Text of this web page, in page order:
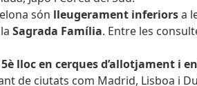
són lleugerament inferiorsa
Sagrada Família. Entre les
5è lloc en cerques d’allotjament i
de ciutats com Madrid, Lisboa i